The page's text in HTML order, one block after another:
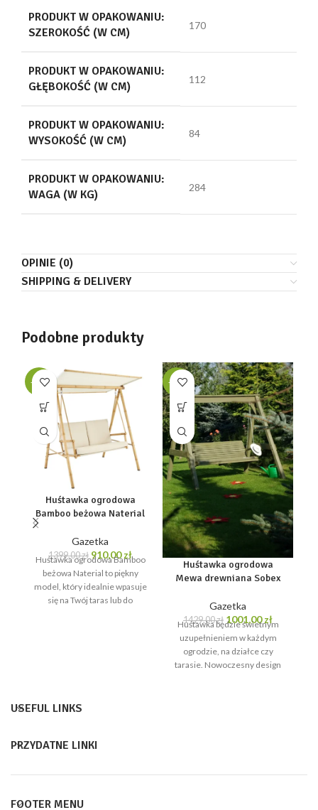
PRODUKT W OPAKOWANIU:
SZEROKOŚĆ (W CM)
170
PRODUKT W OPAKOWANIU:
GŁĘBOKOŚĆ (W CM)
112
PRODUKT W OPAKOWANIU:
WYSOKOŚĆ (W CM)
84
PRODUKT W OPAKOWANIU:
WAGA (W KG)
284
OPINIE (0)
SHIPPING & DELIVERY
Podobne produkty
-35%
Huśtawka ogrodowa
Bamboo beżowa Naterial
Gazetka
1399,00zł Pierwotna
cena
wynosiła:
1399,00 zł.
910,00złAktualna
wynosi:
910,00 zł.
Huśtawka ogrodowa Bamboo
beżowa Naterial to piękny
model, który idealnie wpasuje
się na Twój taras lub do
-30%
Huśtawka ogrodowa
Mewa drewniana Sobex
Gazetka
1429,00zł Pierwotna
wynosiła:
1429,00 zł.
1001,00złAktualna
Huśtawka będzie świetnym
uzupełnieniem w każdym
ogrodzie, na działce czy
tarasie. Nowoczesny design
USEFUL LINKS
PRZYDATNE LINKI
FOOTER MENU